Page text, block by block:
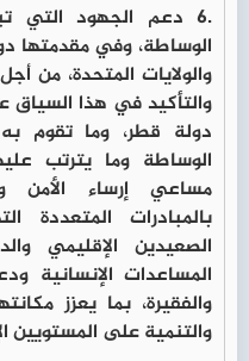
.6 دعم الجهود التي
الوساطة، وفي مقدمتها
والولايات المتحدة، من
والتأكيد في هذا السياق
دولة قطر، وما تقوم
الوساطة وما يترتب
مساعي إرساء الأمن
بالمبادرات
الصعيدين الإقليمي
المساعدات الإنسانية
والفقيرة، بما يعزز
والتنمية على المستويين